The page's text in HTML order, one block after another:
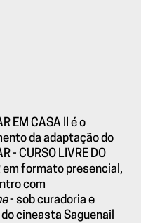
EM CASA II é o
da adaptação do
- CURSO LIVRE DO
em formato presencial,
com
- sob curadoria e
cineasta Saguenail